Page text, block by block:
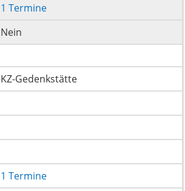
1 Termine
Nein
KZ-Gedenkstätte
1 Termine